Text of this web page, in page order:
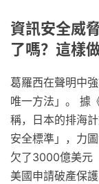
資訊安全威
了嗎？這樣
葛羅西在聲明中
唯一方法」。 據
稱，日本的排海
安全標準」，力
欠了3000億美元
美國申請破產保